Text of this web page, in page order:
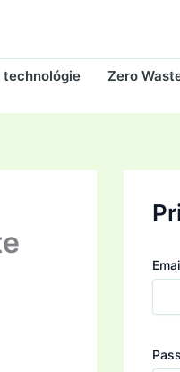
technológie
Zero